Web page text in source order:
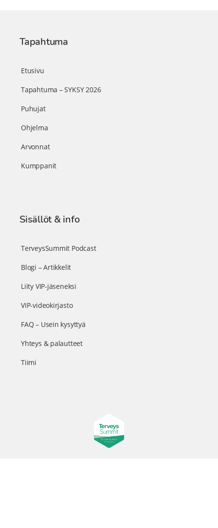
Tapahtuma
Etusivu
Tapahtuma – SYKSY 2026
Puhujat
Ohjelma
Arvonnat
Kumppanit
Sisällöt & info
TerveysSummit Podcast
Blogi – Artikkelit
Liity VIP-jäseneksi
VIP-videokirjasto
FAQ – Usein kysyttyä
Yhteys & palautteet
Tiimi